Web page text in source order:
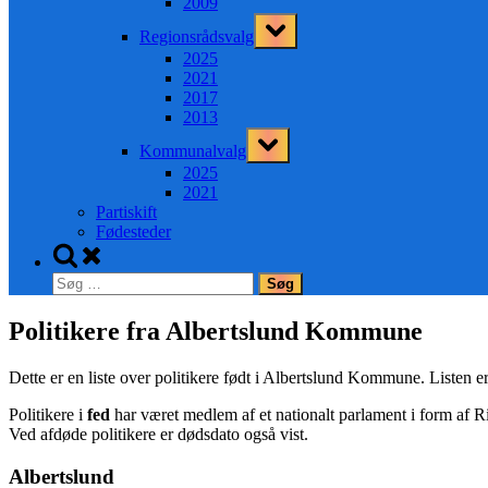
Regionsrådsvalg
Toggle
sub-
2025
2021
2017
2013
Kommunalvalg
Toggle
sub-
2025
2021
Partiskift
Fødesteder
Toggle
search
form
Søg
efter:
Politikere fra Albertslund Kommune
Dette er en liste over politikere født i Albertslund Kommune. Listen
Politikere i fed har været medlem af et nationalt parlament i form af
Ved afdøde politikere er dødsdato også vist.
Albertslund